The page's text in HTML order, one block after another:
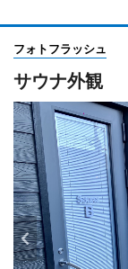
フォトフラッシュ
サウナ外観